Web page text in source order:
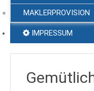
MAKLERPROVISION
IMPRESSUM